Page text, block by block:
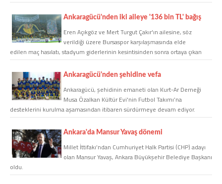
Ankaragücü'nden iki aileye '136 bin TL' bağış
Eren Açıkgöz ve Mert Turgut Çakır'ın ailesine, söz
verildiği üzere Bursaspor karşılaşmasında elde
edilen maç hasılatı, stadyum giderlerinin kesintisinden sonra ortaya çıkan
136 Bin TL bağışlandı.
Ankaragücü'nden şehidine vefa
Ankaragücü, şehidinin emaneti olan Kurt-Ar Derneği
Musa Özalkan Kültür Evi'nin Futbol Takımı’na
desteklerini kurulma aşamasından itibaren sürdürmeye devam ediyor.
Ankara'da Mansur Yavaş dönemi
Millet İttifakı’ndan Cumhuriyet Halk Partisi (CHP) adayı
olan Mansur Yavaş, Ankara Büyükşehir Belediye Başkanı
oldu.